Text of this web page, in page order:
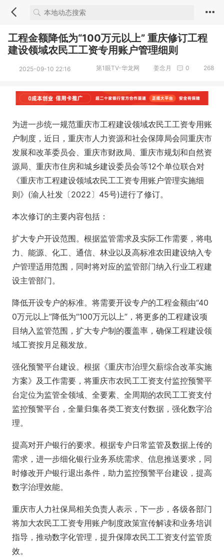
工程金额降低为“100万元以上” 重庆修订工程
建设领域农民工工资专用账户管理细则
2025-09-10 22:16 268
0
姜念月
第1眼TV-华龙网
为进一步统一规范重庆市工程建设领域农民工工资专用账
户制度，近日，重庆市人力资源和社会保障局会同重庆市
发展和改革委员会、重庆市财政局、重庆市规划和自然资
源局、重庆市住房和城乡建设委员会等12个单位联合对
《重庆市工程建设领域农民工工资专用账户管理实施细
则》(渝人社发〔2022〕45号)进行了修订。
本次修订的主要内容包括：
扩大专户开设范围。根据监管需求及实际工作需要，将电
力、能源、化工、通信、林业以及高标准农田建设纳入专
户管理适用范围，同时将对应的监管部门纳入行业工程建
设主管部门。
降低开设专户的标准。将需要开设专户的工程金额由“40
0万元以上”降低为“100万元以上”，将更多的工程建设项
目纳入监管范围，扩大专户制的覆盖率，确保工程建设领
域工资按月足额发放。
强化预警平台建设。根据《重庆市治理欠薪综合改革实施
方案》及工作需要，将重庆市农民工工资支付监控预警平
台定位为监管全领域、全要素、全周期的农民工工资支付
监控预警平台，全量归集各类工资支付数据，强化数字治
理。
提高对开户银行的要求。根据专户日常监管及数据上传的
需求，进一步细化银行业务系统需求、信息推送要求，同
时修改开户银行退出条件，助力监控预警平台建设，提高
数字治理效能。
重庆市人力社保局相关负责人表示，下一步，各级各部门
将加大农民工工资专用账户制度政策宣传解读和业务培训
指导，推动数字化管理，提升保障农民工工资支付监管质
效。